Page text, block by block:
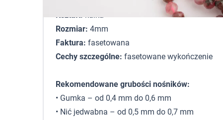
Kształt: kulka
Rozmiar: 4mm
Faktura: fasetowana
Cechy szczególne: fasetowane wykończenie
Rekomendowane grubości nośników:
• Gumka – od 0,4 mm do 0,6 mm
• Nić jedwabna – od 0,5 mm do 0,7 mm